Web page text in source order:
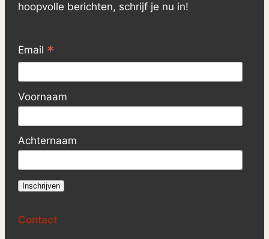
hoopvolle berichten, schrijf je nu in!
Email *
Voornaam
Achternaam
Contact